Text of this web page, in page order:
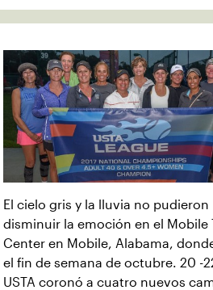
El cielo gris y la lluvia no pudieron
disminuir la emoción en el Mobile
Center en Mobile, Alabama,
el fin de semana de octubre. 20 -
USTA coronó a cuatro nuevos